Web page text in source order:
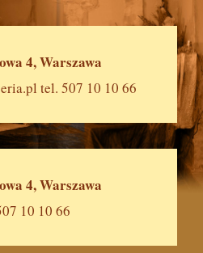
4, Warszawa
tel. 507 10 10 66
4, Warszawa
10 10 66